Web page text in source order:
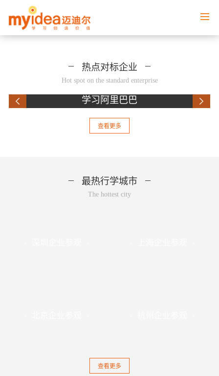
热点对标企业
Hot spot on the standard enterprise
学习阿里巴巴
查看更多
最热行学城市
The hottest city
查看更多